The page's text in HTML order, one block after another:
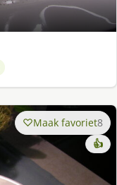
Maak favoriet8
👍